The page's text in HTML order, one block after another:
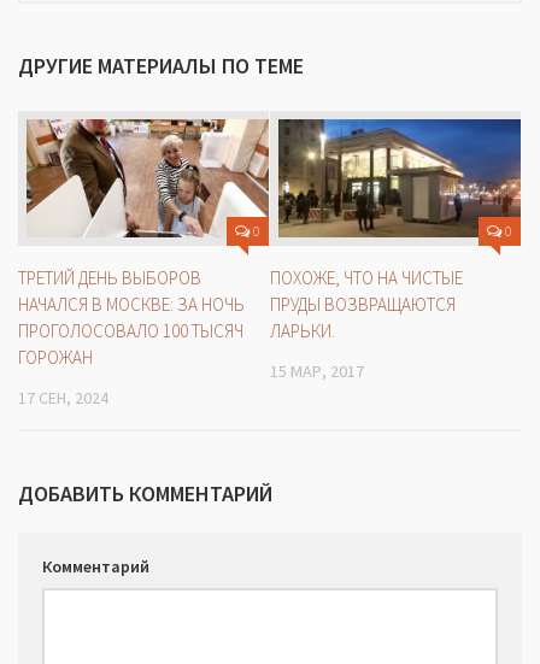
ДРУГИЕ МАТЕРИАЛЫ ПО ТЕМЕ
0
ТРЕТИЙ ДЕНЬ ВЫБОРОВ
НАЧАЛСЯ В МОСКВЕ: ЗА НОЧЬ
ПРОГОЛОСОВАЛО 100 ТЫСЯЧ
ГОРОЖАН
17 СЕН, 2024
0
ПОХОЖЕ, ЧТО НА ЧИСТЫЕ
ПРУДЫ ВОЗВРАЩАЮТСЯ
ЛАРЬКИ.
15 МАР, 2017
ДОБАВИТЬ КОММЕНТАРИЙ
Комментарий